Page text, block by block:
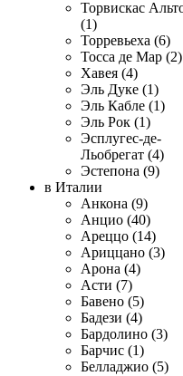
Торвискас
(1)
Торревьеха (6)
Тосса де Мар (2)
Хавея (4)
Эль Дуке (1)
Эль Кабле (1)
Эль Рок (1)
Эсплугес-де-
Льобрегат (4)
Эстепона (9)
в Италии
Анкона (9)
Анцио (40)
Ареццо (14)
Ариццано (3)
Арона (4)
Асти (7)
Бавено (5)
Бадези (4)
Бардолино (3)
Барчис (1)
Белладжио (5)